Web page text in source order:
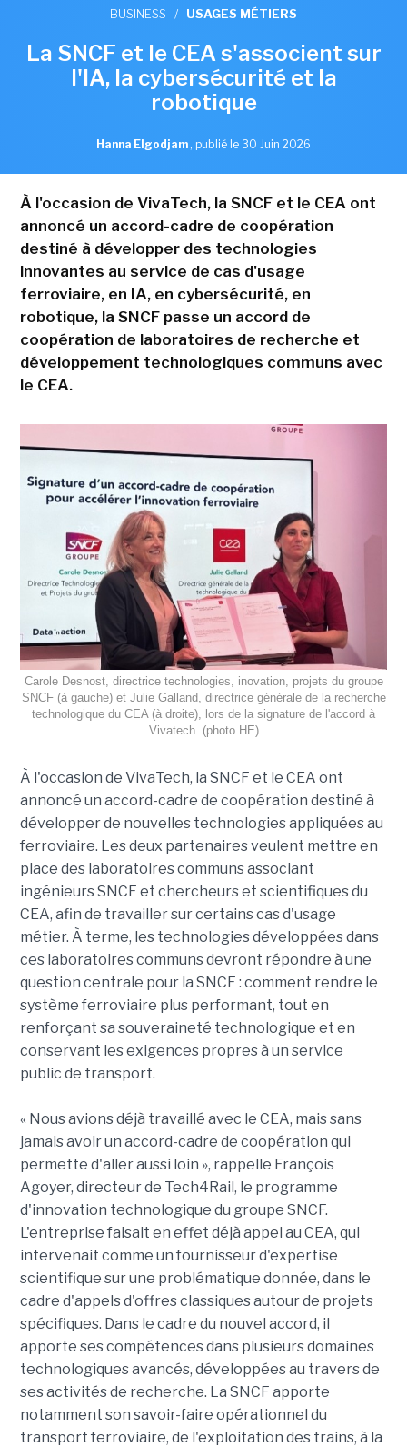
BUSINESS / USAGES MÉTIERS
La SNCF et le CEA s'associent sur
l'IA, la cybersécurité et la
robotique
Hanna Elgodjam , publié le 30 Juin 2026
À l'occasion de VivaTech, la SNCF et le CEA ont
annoncé un accord-cadre de coopération
destiné à développer des technologies
innovantes au service de cas d'usage
ferroviaire, en IA, en cybersécurité, en
robotique, la SNCF passe un accord de
coopération de laboratoires de recherche et
développement technologiques communs avec
le CEA.
Carole Desnost, directrice technologies, inovation, projets du groupe
SNCF (à gauche) et Julie Galland, directrice générale de la recherche
technologique du CEA (à droite), lors de la signature de l'accord à
Vivatech. (photo HE)
À l'occasion de VivaTech, la SNCF et le CEA ont
annoncé un accord-cadre de coopération destiné à
développer de nouvelles technologies appliquées au
ferroviaire. Les deux partenaires veulent mettre en
place des laboratoires communs associant
ingénieurs SNCF et chercheurs et scientifiques du
CEA, afin de travailler sur certains cas d'usage
métier. À terme, les technologies développées dans
ces laboratoires communs devront répondre à une
question centrale pour la SNCF : comment rendre le
système ferroviaire plus performant, tout en
renforçant sa souveraineté technologique et en
conservant les exigences propres à un service
public de transport.
« Nous avions déjà travaillé avec le CEA, mais sans
jamais avoir un accord-cadre de coopération qui
permette d'aller aussi loin », rappelle François
Agoyer, directeur de Tech4Rail, le programme
d'innovation technologique du groupe SNCF.
L'entreprise faisait en effet déjà appel au CEA, qui
intervenait comme un fournisseur d'expertise
scientifique sur une problématique donnée, dans le
cadre d'appels d'offres classiques autour de projets
spécifiques. Dans le cadre du nouvel accord, il
apporte ses compétences dans plusieurs domaines
technologiques avancés, développées au travers de
ses activités de recherche. La SNCF apporte
notamment son savoir-faire opérationnel du
transport ferroviaire, de l'exploitation des trains, à la